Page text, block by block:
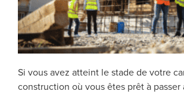
Si vous avez atteint le stade de votre
construction où vous êtes prêt à passer